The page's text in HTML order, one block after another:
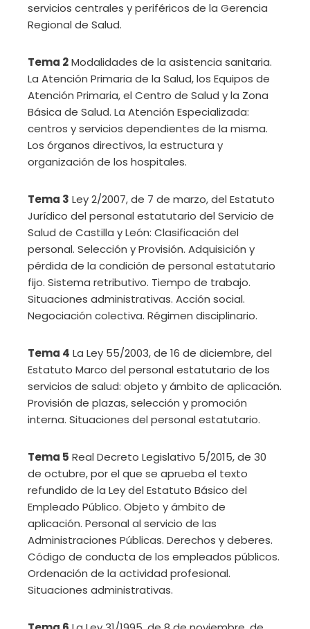
servicios centrales y periféricos de la Gerencia
Regional de Salud.
Tema 2Modalidades de la asistencia sanitaria.
La Atención Primaria de la Salud, los Equipos de
Atención Primaria, el Centro de Salud y la Zona
Básica de Salud. La Atención Especializada:
centros y servicios dependientes de la misma.
Los órganos directivos, la estructura y
organización de los hospitales.
Tema 3 Ley 2/2007, de 7 de marzo, del Estatuto
Jurídico del personal estatutario del Servicio de
Salud de Castilla y León: Clasificación del
personal. Selección y Provisión. Adquisición y
pérdida de la condición de personal estatutario
fijo. Sistema retributivo. Tiempo de trabajo.
Situaciones administrativas. Acción social.
Negociación colectiva. Régimen disciplinario.
Tema 4 La Ley 55/2003, de 16 de diciembre, del
Estatuto Marco del personal estatutario de los
servicios de salud: objeto y ámbito de aplicación.
Provisión de plazas, selección y promoción
interna. Situaciones del personal estatutario.
Tema 5 Real Decreto Legislativo 5/2015, de 30
de octubre, por el que se aprueba el texto
refundido de la Ley del Estatuto Básico del
Empleado Público. Objeto y ámbito de
aplicación. Personal al servicio de las
Administraciones Públicas. Derechos y deberes.
Código de conducta de los empleados públicos.
Ordenación de la actividad profesional.
Situaciones administrativas.